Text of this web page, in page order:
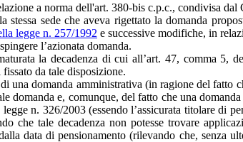
a norma dell'art. 380-bis c.p.c., condivisa dal
sede che aveva rigettato la domanda
legge n. 257/1992 e successive modifiche, in
l’azionata domanda.
la decadenza di cui all’art. 47, comma 5,
da tale disposizione.
una domanda amministrativa (in ragione del
e, comunque, del fatto che una
n. 326/2003 (essendo l’assicurata titolare di
che tale decadenza non potesse trovare
data di pensionamento (rilevando che,